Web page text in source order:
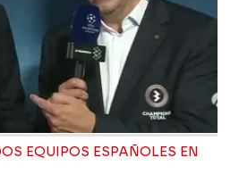
EQUIPOS ESPAÑOLES EN